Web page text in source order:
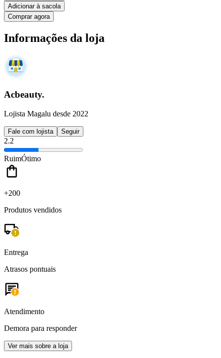
Adicionar à sacola
Comprar agora
Informações da loja
Acbeauty.
Lojista Magalu desde 2022
Fale com lojista Seguir
2.2
RuimÓtimo
+200
Produtos vendidos
Entrega
Atrasos pontuais
Atendimento
Demora para responder
Ver mais sobre a loja